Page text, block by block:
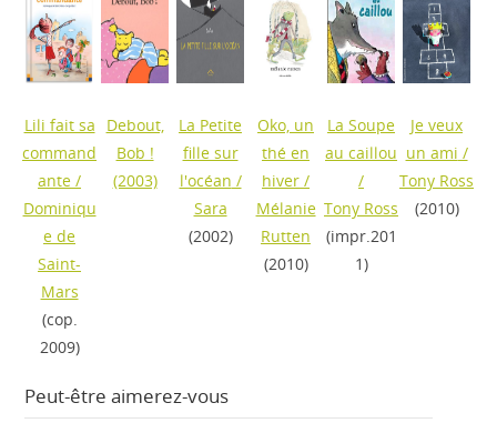
Lili fait sa
command
ante /
Dominiqu
e de
Saint-
Mars
(cop.
2009)
Debout,
Bob !
(2003)
La Petite
fille sur
l'océan /
Sara
(2002)
Oko, un
thé en
hiver /
Mélanie
Rutten
(2010)
La Soupe
au caillou
/
Tony Ross
(impr.201
1)
Je veux
un ami /
Tony Ross
(2010)
Peut-être aimerez-vous